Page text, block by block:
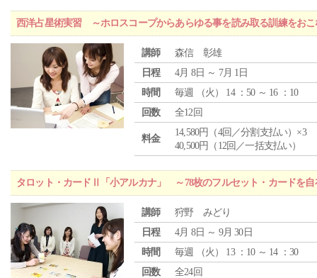
西洋占星術実習 ～ホロスコープからあらゆる事を読み取る訓練をおこ
講師
森信 彰雄
日程
4月 8日 ～ 7月 1日
時間
毎週 （火 ） 14 ：50 ～ 16 ：10
回数
全12回
料金
14,580円（4回／分割支払い）×3
40,500円（12回／一括支払い）
タロット・カードⅡ「小アルカナ」 ～78枚のフルセット・カードを自
講師
狩野 みどり
日程
4月 8日 ～ 9月 30日
時間
毎週 （火 ） 13 ：10 ～ 14 ：30
回数
全24回